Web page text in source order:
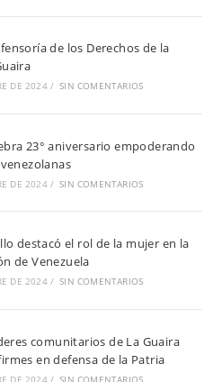
de los Derechos de la
DE 2024 / SIN COMENTARIOS
23° aniversario empoderando
DE 2024 / SIN COMENTARIOS
destacó el rol de la mujer en la
de Venezuela
DE 2024 / SIN COMENTARIOS
comunitarios de La Guaira
en defensa de la Patria
DE 2024 / SIN COMENTARIOS